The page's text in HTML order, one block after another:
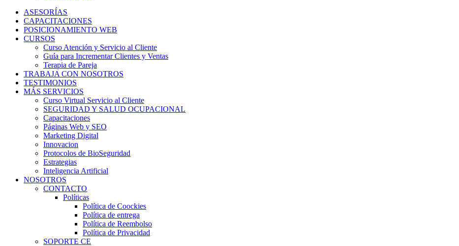
ASESORÍAS
CAPACITACIONES
POSICIONAMIENTO WEB
CURSOS
Curso Atención y Servicio al Cliente
Guía para Incrementar Clientes y Ventas
Terapia de Pareja
TRABAJA CON NOSOTROS
TESTIMONIOS
MÁS SERVICIOS
Curso Virtual Servicio al Cliente
SEGURIDAD Y SALUD OCUPACIONAL
Capacitaciones
Páginas Web y SEO
Marketing Digital
Innovacion
Protocolos de BioSeguridad
Estrategias
Inteligencia Artificial
NOSOTROS
CONTACTO
Políticas
Política de Coockies
Política de entrega
Política de Reembolso
Política de Privacidad
SOPORTE CE